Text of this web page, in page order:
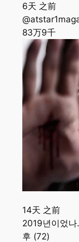
6天 之前
83万9千
14天 之前
2019년이었
후 (72)